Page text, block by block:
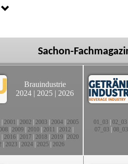
Sachon-
Brauindustrie
2024 | 2025 | 2026
2001 2002 2003 2004 2005
2009 2010 2011 2012
2016 2017 2018 2019 2020
2023| 2024| 2025| 2026
01_03| 02_03
07_03 08_03